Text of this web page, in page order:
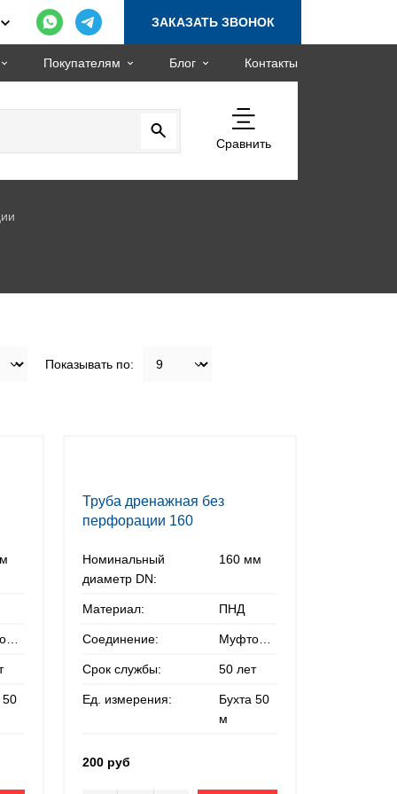
ЗАКАЗАТЬ ЗВОНОК
Покупателям Блог Контакты
Сравнить
Показывать по:
50
Труба дренажная без
перфорации 160
Номинальный
диаметр DN:
160 мм
Материал: ПНД
Соединение:
Срок службы: 50 лет
Ед. измерения:
Бухта 50
м
200 руб